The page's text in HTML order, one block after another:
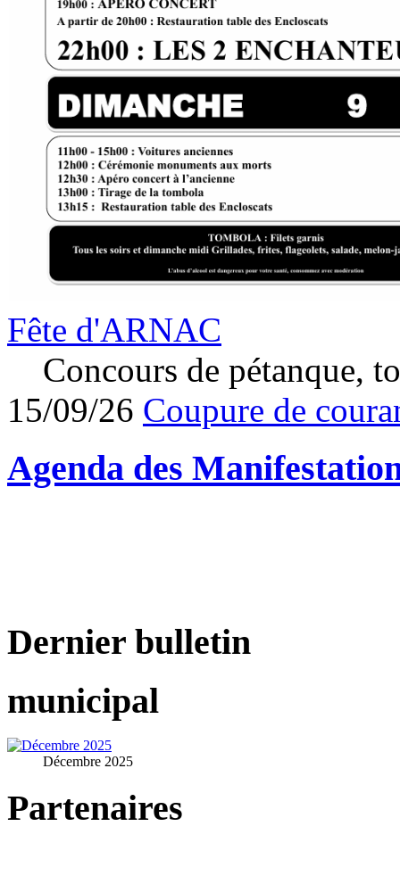
Fête d'ARNAC
Concours de pétanque,
15/09/26 Coupure de
Agenda des
Dernier bulletin
municipal
Décembre 2025
Partenaires